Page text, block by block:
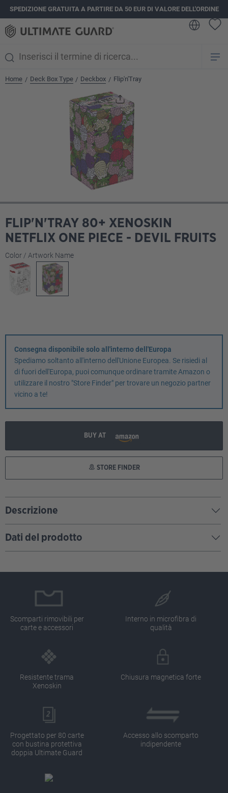
principale
SPEDIZIONE GRATUITA A PARTIRE DA 50 EUR DI VALORE DELL'ORDINE
Home / Deck Box Type / Deckbox / Flip'n'Tray
FLIP'N'TRAY 80+ XENOSKIN
NETFLIX ONE PIECE - DEVIL FRUITS
Seleziona
Color / Artwork Name
Consegna disponibile solo all'interno dell'Europa
Spediamo soltanto all'interno dell'Unione Europea. Se risiedi al
di fuori dell'Europa, puoi comunque ordinare tramite Amazon o
utilizzare il nostro "Store Finder" per trovare un negozio partner
vicino a te!
BUY AT
STORE FINDER
Descrizione
Dati del prodotto
Scomparti rimovibili per
carte e accessori
Interno in microfibra di
qualità
Resistente trama
Xenoskin
Chiusura magnetica forte
Progettato per 80 carte
con bustina protettiva
doppia Ultimate Guard
Accesso allo scomparto
indipendente